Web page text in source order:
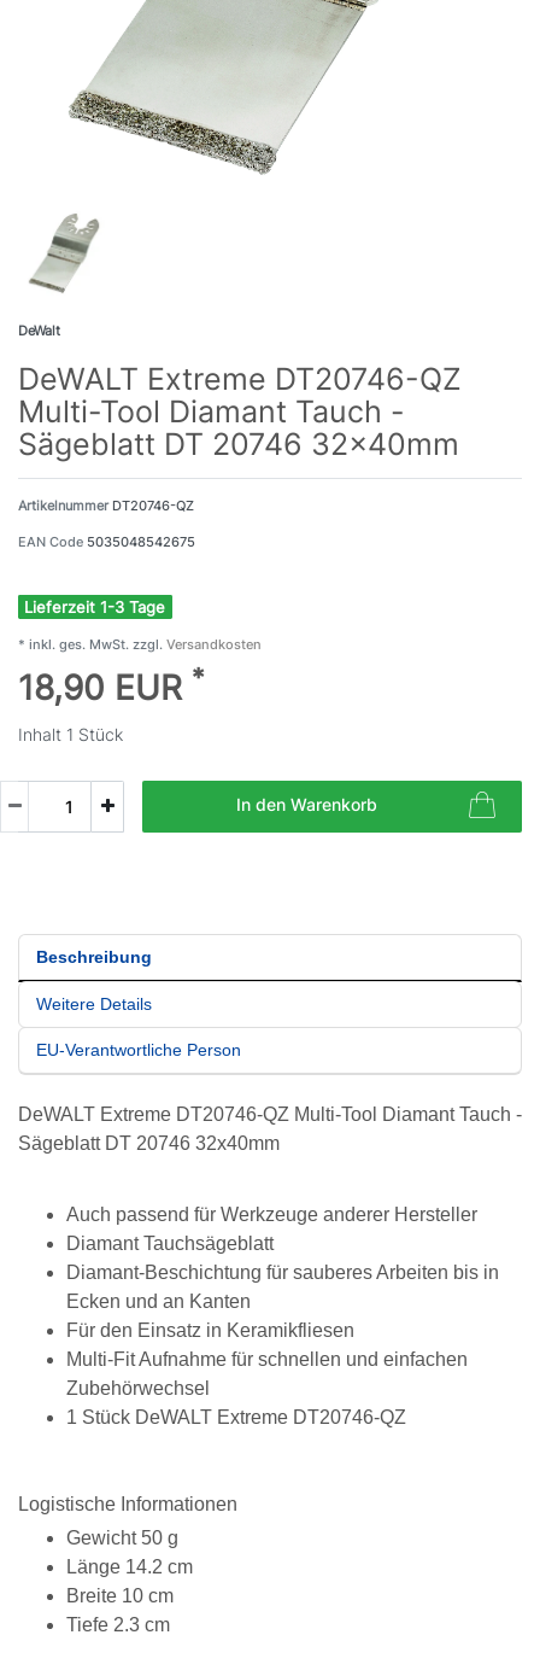
DeWalt
DeWALT Extreme DT20746-QZ
Multi-Tool Diamant Tauch -
Sägeblatt DT 20746 32x40mm
Artikelnummer DT20746-QZ
EAN Code 5035048542675
Lieferzeit 1-3 Tage
* inkl. ges. MwSt. zzgl. Versandkosten
18,90 EUR *
Inhalt 1 Stück
In den Warenkorb
Beschreibung
Weitere Details
EU-Verantwortliche Person
DeWALT Extreme DT20746-QZ Multi-Tool Diamant Tauch -
Sägeblatt DT 20746 32x40mm
Auch passend für Werkzeuge anderer Hersteller
Diamant Tauchsägeblatt
Diamant-Beschichtung für sauberes Arbeiten bis in
Ecken und an Kanten
Für den Einsatz in Keramikfliesen
Multi-Fit Aufnahme für schnellen und einfachen
Zubehörwechsel
1 Stück DeWALT Extreme DT20746-QZ
Logistische Informationen
Gewicht 50 g
Länge 14.2 cm
Breite 10 cm
Tiefe 2.3 cm